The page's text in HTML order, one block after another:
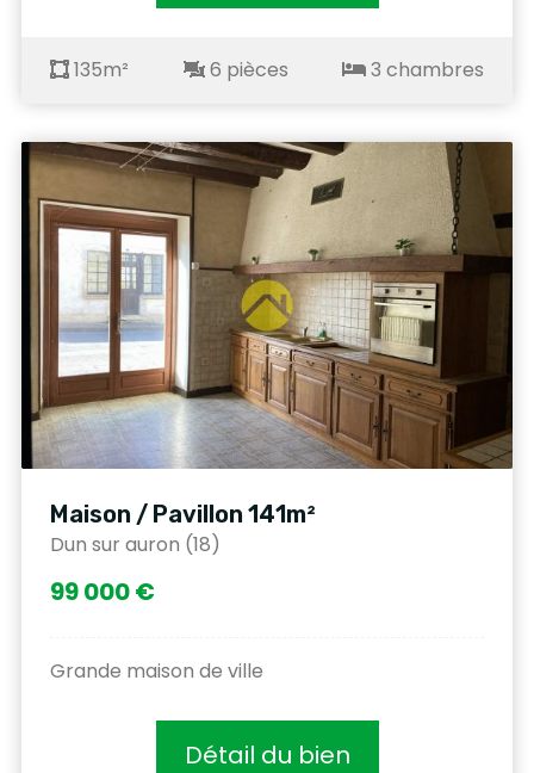
135m² 6 pièces 3 chambres
Maison / Pavillon 141m²
Dun sur auron (18)
99 000 €
Grande maison de ville
Détail du bien